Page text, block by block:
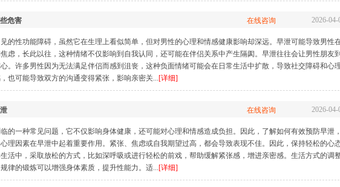
危害 在线咨询 2026-04-
的性功能障碍，虽然它在生理上看似简单，但对男性的心理和情感健康影响却深远。早泄可能导致男性
虑，长此以往，这种情绪不仅影响到自我认同，还可能在伴侣关系中产生隔阂。早泄往往会让男性朋友到
。许多男性因为无法满足伴侣而感到沮丧，这种负面情绪可能会在日常生活中扩散，导致社交障碍和心
也可能导致双方的沟通变得紧张，影响亲密关...[详细]
在线咨询 2026-04-
的一种常见问题，它不仅影响身体健康，还可能对心理和情感造成负担。因此，了解如何有效预防早泄，
理因素在早泄中起着重要作用。紧张、焦虑或自我期望过高，都会导致表现不佳。因此，保持轻松的心
活中，采取放松的方式，比如深呼吸或进行轻松的前戏，帮助缓解紧张感，增进亲密感。生活方式的调
律的锻炼可以增强身体素质，提升性能力。适...[详细]